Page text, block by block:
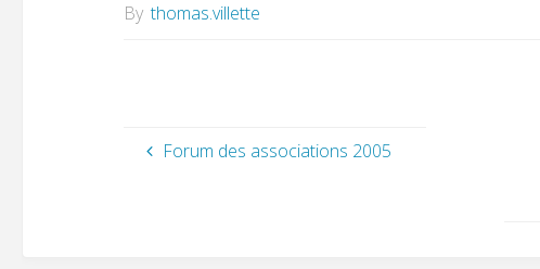
By thomas.villette
Forum des associations 2005